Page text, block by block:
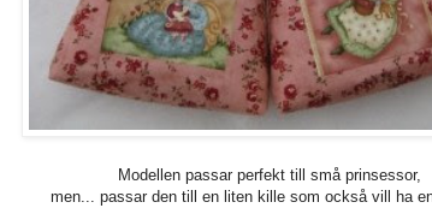
Modellen passar perfekt till små prinsessor,
men... passar den till en liten kille som också vill ha